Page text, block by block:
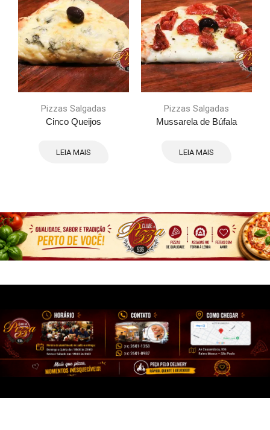
Pizzas Salgadas
Cinco Queijos
LEIA MAIS
Pizzas Salgadas
Mussarela de Búfala
LEIA MAIS